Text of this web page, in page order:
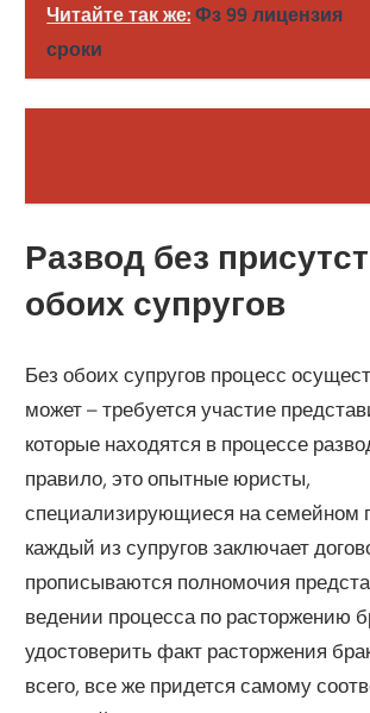
Читайте так же: Фз 99 лицензия
сроки
Развод без
обоих супругов
Без обоих супругов процесс
может – требуется участие
которые находятся в процессе
правило, это опытные юристы,
специализирующиеся на семейном
каждый из супругов заключает
прописываются полномочия
ведении процесса по расторжению
удостоверить факт расторжения
всего, все же придется самому